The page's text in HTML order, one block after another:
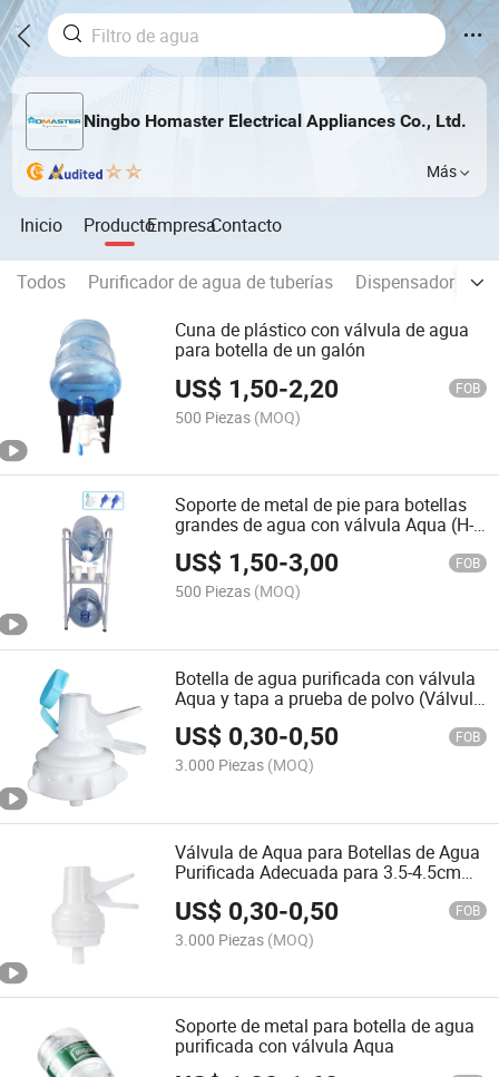
Ningbo Homaster Electrical Appliances Co., Ltd.
Más
Inicio ProductoEmpresaContacto
Todos Purificador de agua de tuberías
Dispensador de
Cuna de plástico con válvula de agua
para botella de un galón
US$ 1,50-2,20 FOB
500 Piezas (MOQ)
Soporte de metal de pie para botellas
grandes de agua con válvula Aqua (H-
BC2)
US$ 1,50-3,00 FOB
500 Piezas (MOQ)
Botella de agua purificada con válvula
Aqua y tapa a prueba de polvo (Válvula
US$ 0,30-0,50 FOB
3.000 Piezas (MOQ)
Válvula de Aqua para Botellas de Agua
Purificada Adecuada para 3.5-4.5cm
US$ 0,30-0,50 FOB
3.000 Piezas (MOQ)
Soporte de metal para botella de agua
purificada con válvula Aqua